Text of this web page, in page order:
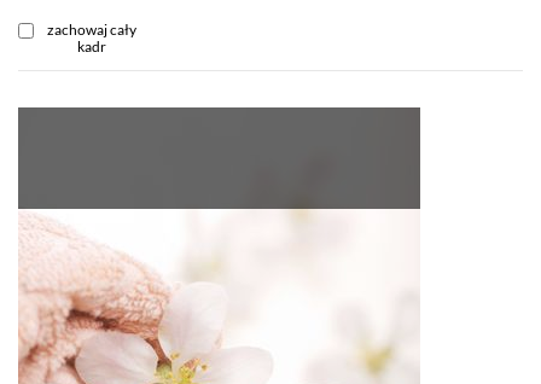
zachowaj cały
kadr